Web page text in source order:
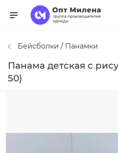
Бейсболки / Панамки
Панама детская с
50)